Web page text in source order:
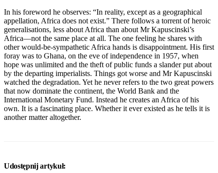
In his foreword he observes: “In reality, except as a geographical
appellation, Africa does not exist.” There follows a torrent of heroic
generalisations, less about Africa than about Mr Kapuscinski’s
Africa—not the same place at all. The one feeling he shares with
other would-be-sympathetic Africa hands is disappointment. His first
foray was to Ghana, on the eve of independence in 1957, when
hope was unlimited and the theft of public funds a slander put about
by the departing imperialists. Things got worse and Mr Kapuscinski
watched the degradation. Yet he never refers to the two great powers
that now dominate the continent, the World Bank and the
International Monetary Fund. Instead he creates an Africa of his
own. It is a fascinating place. Whether it ever existed as he tells it is
another matter altogether.
Udostępnij artykuł: